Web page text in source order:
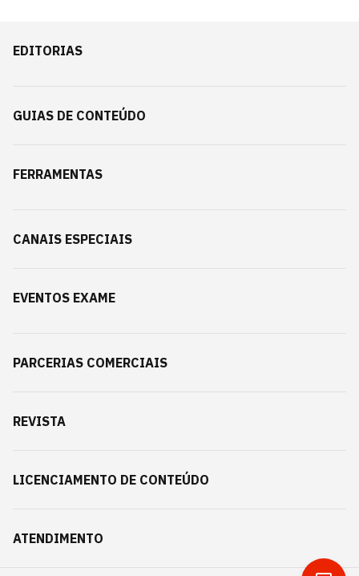
EDITORIAS
GUIAS DE CONTEÚDO
FERRAMENTAS
CANAIS ESPECIAIS
EVENTOS EXAME
PARCERIAS COMERCIAIS
REVISTA
LICENCIAMENTO DE CONTEÚDO
ATENDIMENTO